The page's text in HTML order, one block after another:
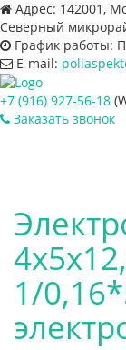
Адрес: 142001,
Северный
График работы:
E-mail:
+7 (916) 927-56-18
Заказать звонок
1/